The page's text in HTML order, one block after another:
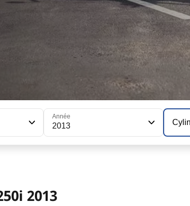
Année
2013
2013